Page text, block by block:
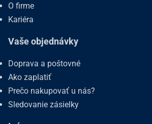
O firme
Kariéra
Vaše objednávky
Doprava a poštovné
Ako zaplatiť
Prečo nakupovať u nás?
Sledovanie zásielky